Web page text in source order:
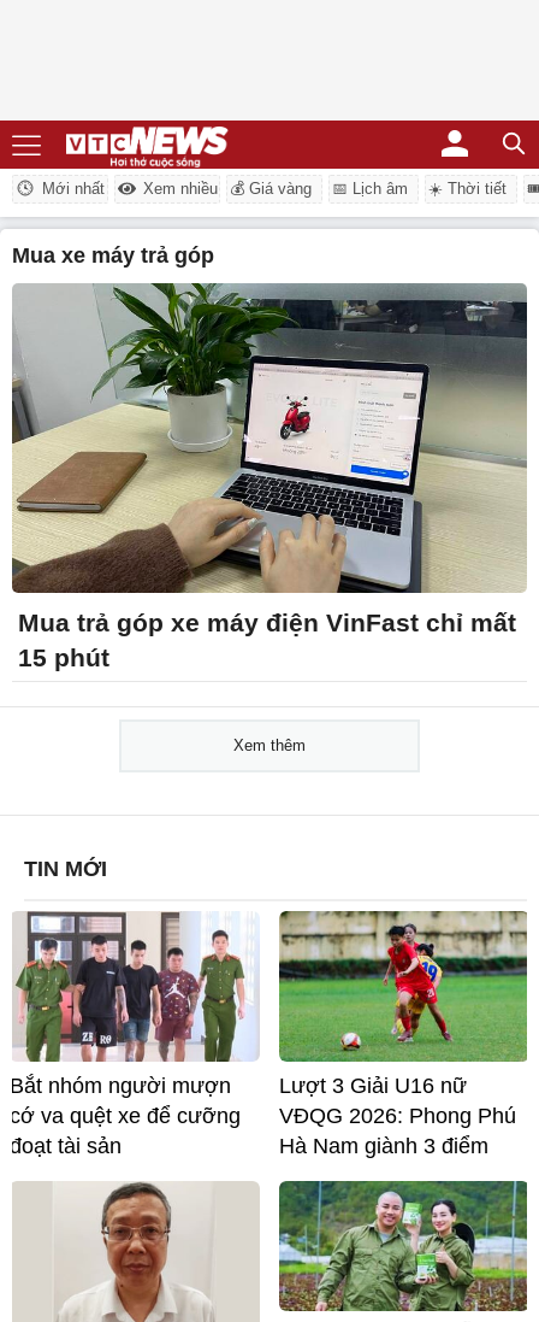
Mới nhất Xem nhiều 💰 Giá vàng 📅 Lịch âm ☀️ Thời tiết
mua xe máy trả góp
Mua trả góp xe máy điện VinFast chỉ mất
15 phút
Xem thêm
TIN MỚI
Bắt nhóm người mượn
cớ va quệt xe để cưỡng
đoạt tài sản
Lượt 3 Giải U16 nữ
VĐQG 2026: Phong Phú
Hà Nam giành 3 điểm